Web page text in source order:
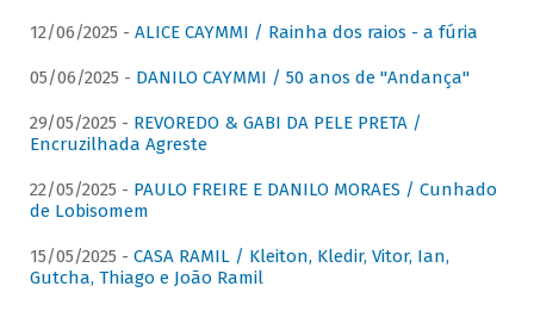
12/06/2025 - ALICE CAYMMI / Rainha dos raios - a fúria
05/06/2025 - DANILO CAYMMI / 50 anos de "Andança"
29/05/2025 - REVOREDO & GABI DA PELE PRETA /
Encruzilhada Agreste
22/05/2025 - PAULO FREIRE E DANILO MORAES / Cunhado
de Lobisomem
15/05/2025 - CASA RAMIL / Kleiton, Kledir, Vitor, Ian,
Gutcha, Thiago e João Ramil